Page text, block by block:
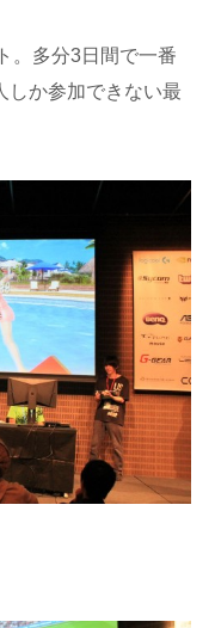
。多分3日間で一番
しか参加できない最